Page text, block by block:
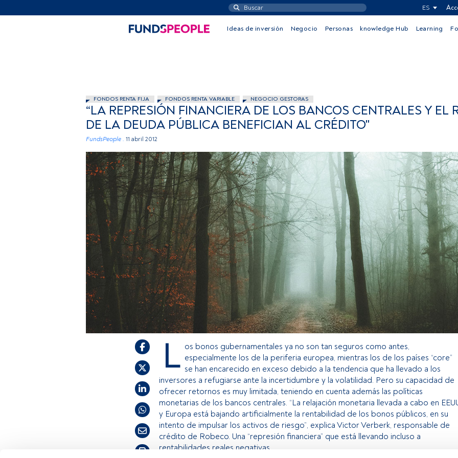
ES
Ideas de inversión Negocio Personas knowledge Hub Learning
FONDOS RENTA FIJA FONDOS RENTA VARIABLE NEGOCIO GESTORAS
“LA REPRESIÓN FINANCIERA DE LOS BANCOS CENTRALES Y EL
DE LA DEUDA PÚBLICA BENEFICIAN AL CRÉDITO"
FundsPeople . 11 abril 2012
L os bonos gubernamentales ya no son tan seguros como antes,
especialmente los de la periferia europea, mientras los de los países “core”
se han encarecido en exceso debido a la tendencia que ha llevado a los
inversores a refugiarse ante la incertidumbre y la volatilidad. Pero su capacidad de
ofrecer retornos es muy limitada, teniendo en cuenta además las políticas
monetarias de los bancos centrales. “La relajación monetaria llevada a cabo en
y Europa está bajando artificialmente la rentabilidad de los bonos públicos, en su
intento de impulsar los activos de riesgo”, explica Victor Verberk, responsable de
crédito de Robeco. Una “represión financiera” que está llevando incluso a
rentabilidades reales negativas.